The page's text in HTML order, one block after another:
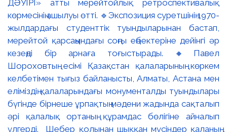
ДӘУІРІ» атты мерейтойлық ретроспективалық
көрмесінің ашылуы өтті. 🔹Экспозиция суретшінің 1970-
жылдардағы студенттік туындыларынан бастап,
мерейтой қарсаңындағы соңғы еңбектеріне дейінгі әр
кезеңді бір арнаға тоғыстырады. 🔸Павел
Шороховтың есімі Қазақстан қалаларының көркем
келбетімен тығыз байланысты, Алматы, Астана мен
еліміздің қалаларындағы монументалды туындылары
бүгінде бірнеше ұрпақтың мәдени жадында сақталып
әрі қалалық ортаның құрамдас бөлігіне айналып
үлгерді. Шебер қолынан шыққан мүсіндер қаланың